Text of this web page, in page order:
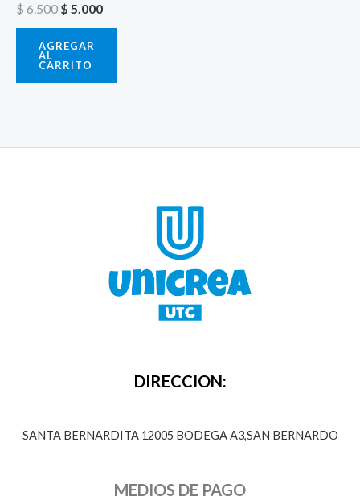
$6.500 $ 5.000
AGREGAR
AL
CARRITO
DIRECCION:
SANTA BERNARDITA 12005 BODEGA A3,SAN BERNARDO
MEDIOS DE PAGO